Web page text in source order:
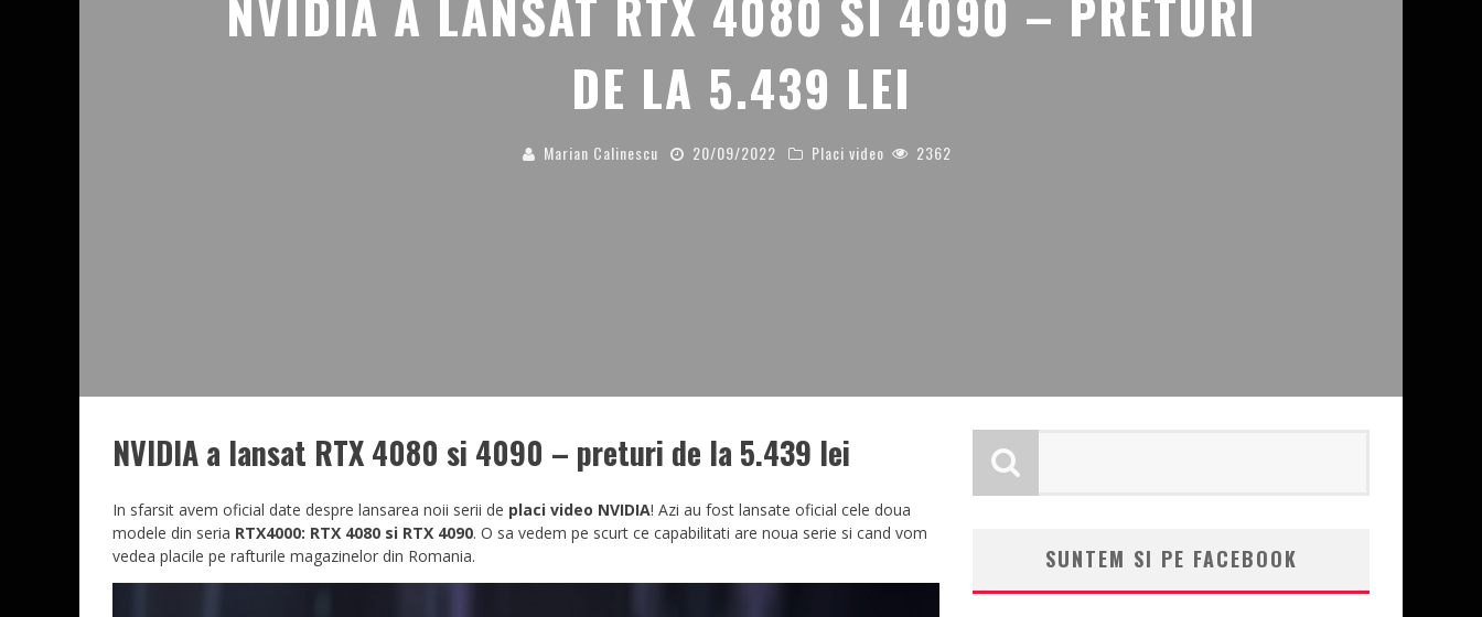
NVIDIA A LANSAT RTX 4080 SI 4090 – PRETURI
DE LA 5.439 LEI
Marian Calinescu 20/09/2022 Placi video 2362
NVIDIA a lansat RTX 4080 si 4090 – preturi de la 5.439 lei
In sfarsit avem oficial date despre lansarea noii serii de placi video NVIDIA! Azi au fost lansate oficial cele doua
modele din seria RTX4000: RTX 4080 si RTX 4090. O sa vedem pe scurt ce capabilitati are noua serie si cand vom
vedea placile pe rafturile magazinelor din Romania.
SUNTEM SI PE FACEBOOK